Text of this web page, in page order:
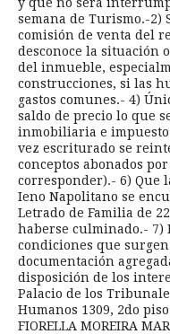
semana de Turismo.-2)
comisión de venta del
desconoce la situación
del inmueble,
construcciones, si las
gastos comunes.- 4)
saldo de precio lo que
inmobiliaria e impuesto
vez escriturado se
conceptos abonados por
corresponder).- 6) Que
Ieno Napolitano se
Letrado de Familia de
haberse culminado.- 7)
condiciones que
documentación
disposición de los
Palacio de los
Humanos 1309, 2do
FIORELLA MOREIRA